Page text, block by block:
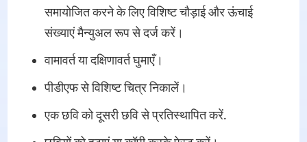
समायोजित करने के लिए विशिष्ट चौड़ाई और ऊंचाई
संख्याएं मैन्युअल रूप से दर्ज करें।
वामावर्त या दक्षिणावर्त घुमाएँ।
पीडीएफ से विशिष्ट चित्र निकालें।
एक छवि को दूसरी छवि से प्रतिस्थापित करें.